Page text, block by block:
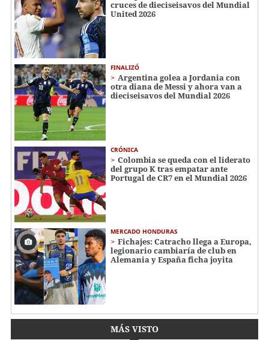
cruces de dieciseisavos del Mundial
United 2026
FINALIZÓ
Argentina golea a Jordania con
otra diana de Messi y ahora van a
dieciseisavos del Mundial 2026
CRÓNICA
Colombia se queda con el liderato
del grupo K tras empatar ante
Portugal de CR7 en el Mundial 2026
MERCADO HONDURAS
Fichajes: Catracho llega a Europa,
legionario cambiaría de club en
Alemania y España ficha joyita
MÁS VISTO